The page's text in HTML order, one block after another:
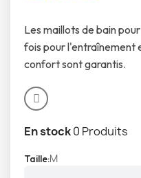
Les maillots de bain
fois pour l'entraînement
confort sont garantis.
En stock0 Produits
Taille M